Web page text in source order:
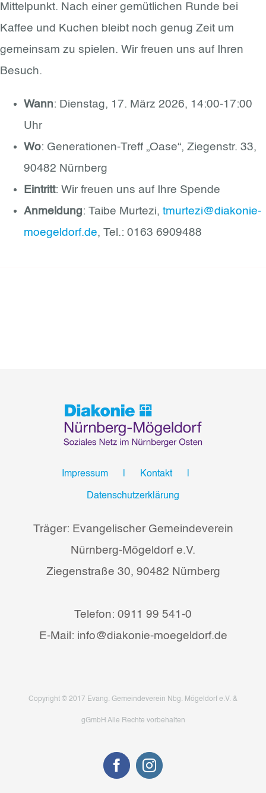
Mittelpunkt. Nach einer gemütlichen Runde bei
Kaffee und Kuchen bleibt noch genug Zeit um
gemeinsam zu spielen. Wir freuen uns auf Ihren
Besuch.
Wann: Dienstag, 17. März 2026, 14:00-17:00
Uhr
Wo: Generationen-Treff „Oase“, Ziegenstr. 33,
90482 Nürnberg
Eintritt: Wir freuen uns auf Ihre Spende
Anmeldung: Taibe Murtezi, tmurtezi@diakonie-
moegeldorf.de, Tel.: 0163 6909488
Impressum Kontakt
Datenschutzerklärung
Träger: Evangelischer Gemeindeverein
Nürnberg-Mögeldorf e.V.
Ziegenstraße 30, 90482 Nürnberg
Telefon: 0911 99 541-0
E-Mail: info@diakonie-moegeldorf.de
Copyright © 2017 Evang. Gemeindeverein Nbg. Mögeldorf e.V. &
gGmbH Alle Rechte vorbehalten
FacebookInstagram